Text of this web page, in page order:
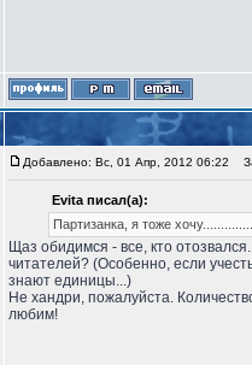
Добавлено: Вс, 01 Апр, 2012 06:22
Evita писал(а):
Партизанка, я тоже
Щаз обидимся - все, кто
читателей? (Особенно, если
знают единицы...)
Не хандри, пожалуйста.
любим!